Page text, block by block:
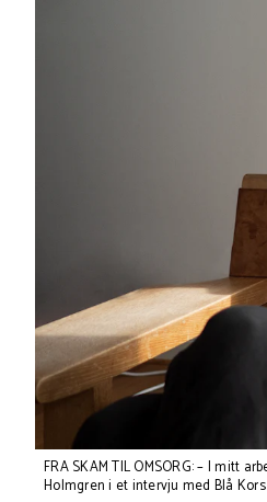
FRA SKAM TIL OMSORG: – I mitt
Holmgren i et intervju med Blå